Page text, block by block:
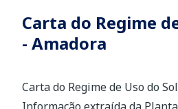
Carta do Regime
- Amadora
Carta do Regime de Uso do